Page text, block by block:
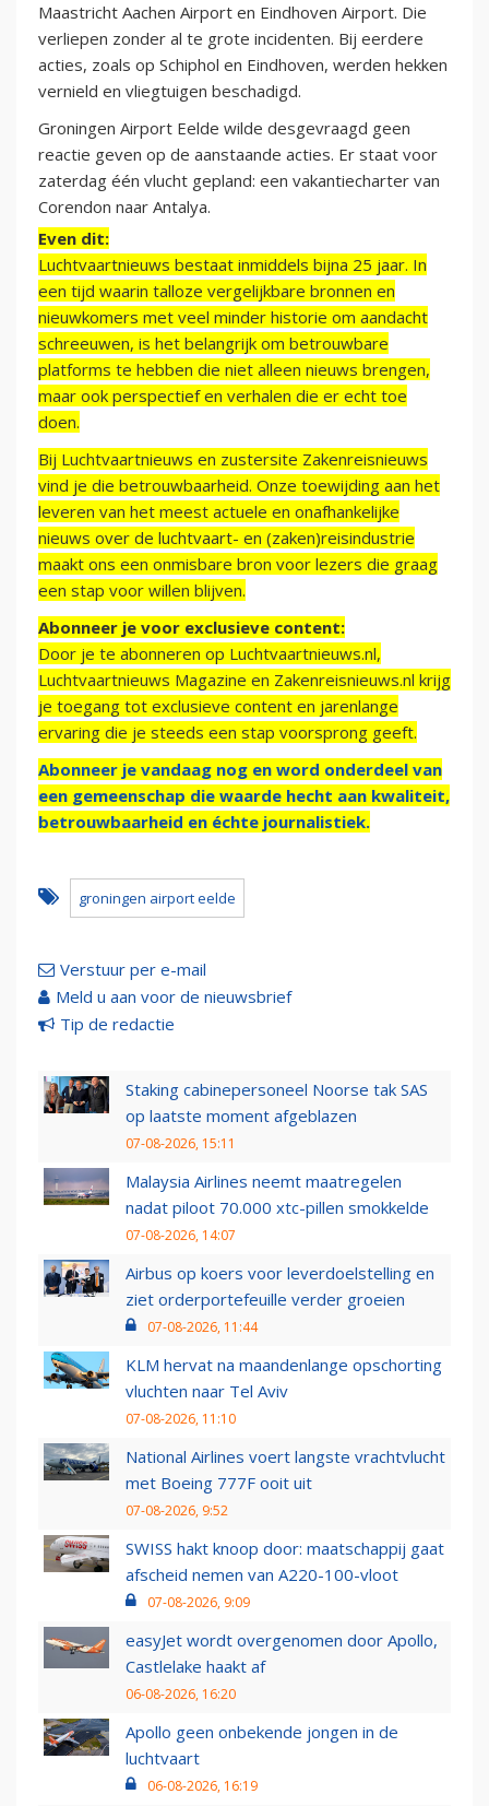
Maastricht Aachen Airport en Eindhoven Airport. Die
verliepen zonder al te grote incidenten. Bij eerdere
acties, zoals op Schiphol en Eindhoven, werden hekken
vernield en vliegtuigen beschadigd.
Groningen Airport Eelde wilde desgevraagd geen
reactie geven op de aanstaande acties. Er staat voor
zaterdag één vlucht gepland: een vakantiecharter van
Corendon naar Antalya.
Even dit:
Luchtvaartnieuws bestaat inmiddels bijna 25 jaar. In
een tijd waarin talloze vergelijkbare bronnen en
nieuwkomers met veel minder historie om aandacht
schreeuwen, is het belangrijk om betrouwbare
platforms te hebben die niet alleen nieuws brengen,
maar ook perspectief en verhalen die er echt toe
doen.
Bij Luchtvaartnieuws en zustersite Zakenreisnieuws
vind je die betrouwbaarheid. Onze toewijding aan het
leveren van het meest actuele en onafhankelijke
nieuws over de luchtvaart- en (zaken)reisindustrie
maakt ons een onmisbare bron voor lezers die graag
een stap voor willen blijven.
Abonneer je voor exclusieve content:
Door je te abonneren op Luchtvaartnieuws.nl,
Luchtvaartnieuws Magazine en Zakenreisnieuws.nl krijg
je toegang tot exclusieve content en jarenlange
ervaring die je steeds een stap voorsprong geeft.
Abonneer je vandaag nog en word onderdeel van
een gemeenschap die waarde hecht aan kwaliteit,
betrouwbaarheid en échte journalistiek.
groningen airport eelde
Verstuur per e-mail
Meld u aan voor de nieuwsbrief
Tip de redactie
Staking cabinepersoneel Noorse tak SAS
op laatste moment afgeblazen
07-08-2026, 15:11
Malaysia Airlines neemt maatregelen
nadat piloot 70.000 xtc-pillen smokkelde
07-08-2026, 14:07
Airbus op koers voor leverdoelstelling en
ziet orderportefeuille verder groeien
07-08-2026, 11:44
KLM hervat na maandenlange opschorting
vluchten naar Tel Aviv
07-08-2026, 11:10
National Airlines voert langste vrachtvlucht
met Boeing 777F ooit uit
07-08-2026, 9:52
SWISS hakt knoop door: maatschappij gaat
afscheid nemen van A220-100-vloot
07-08-2026, 9:09
easyJet wordt overgenomen door Apollo,
Castlelake haakt af
06-08-2026, 16:20
Apollo geen onbekende jongen in de
luchtvaart
06-08-2026, 16:19